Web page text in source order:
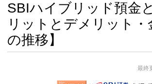
SBIハイブリッド預金
リットとデメリット・
の推移】
最終